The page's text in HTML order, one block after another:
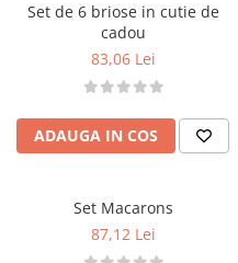
Set de 6 briose in cutie de
cadou
83,06 Lei
ADAUGA IN COS
Set Macarons
87,12 Lei